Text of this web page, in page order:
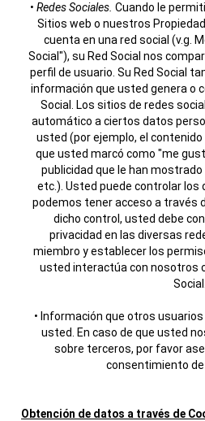
• Redes Sociales. Cuando le
Sitios web o nuestros
cuenta en una red social (v.g.
Social"), su Red Social nos
perfil de usuario. Su Red Social
información que usted genera o
Social. Los sitios de redes
automático a ciertos datos
usted (por ejemplo, el
que usted marcó como "me
publicidad que le han mostrado
etc.). Usted puede controlar los
podemos tener acceso a través
dicho control, usted debe
privacidad en las diversas
miembro y establecer los
usted interactúa con nosotros
Social.
• Información que otros
usted. En caso de que usted
sobre terceros, por favor
consentimiento de
Obtención de datos a través de